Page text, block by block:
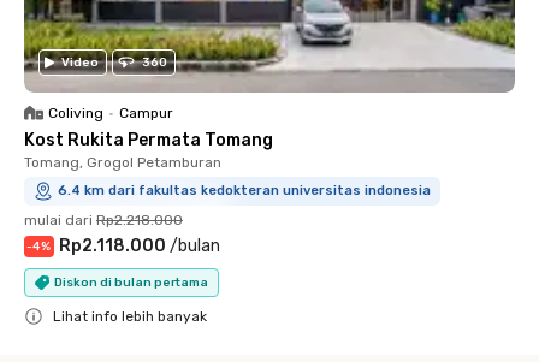
Video 360
Coliving • Campur
Kost Rukita Permata Tomang
Tomang, Grogol Petamburan
6.4 km dari fakultas kedokteran universitas indonesia
mulai dari Rp2.218.000
-4% Rp2.118.000 /bulan
Diskon di bulan pertama
Lihat info lebih banyak